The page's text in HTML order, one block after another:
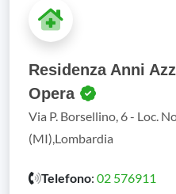
Residenza Anni
Opera
Via P. Borsellino, 6 - Loc.
(MI),Lombardia
Telefono: 02 576911